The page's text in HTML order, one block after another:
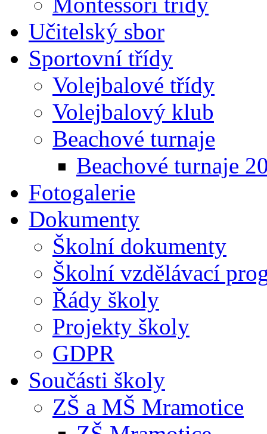
Učitelský sbor
Sportovní třídy
Volejbalové třídy
Volejbalový klub
Beachové turnaje
Beachové turnaje
Fotogalerie
Dokumenty
Školní dokumenty
Školní vzdělávací
Řády školy
Projekty školy
GDPR
Součásti školy
ZŠ a MŠ Mramotice